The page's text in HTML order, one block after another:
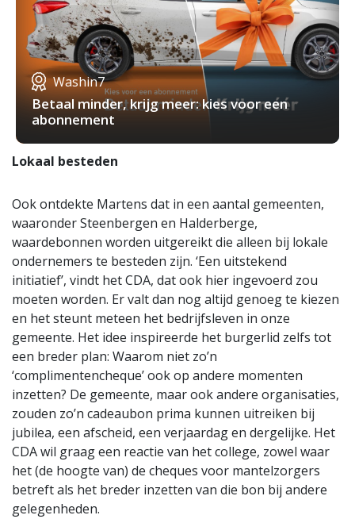
Washin7
Betaal minder, krijg meer: kies voor een
abonnement
Lokaal besteden
Ook ontdekte Martens dat in een aantal gemeenten,
waaronder Steenbergen en Halderberge,
waardebonnen worden uitgereikt die alleen bij lokale
ondernemers te besteden zijn. ‘Een uitstekend
initiatief’, vindt het CDA, dat ook hier ingevoerd zou
moeten worden. Er valt dan nog altijd genoeg te kiezen
en het steunt meteen het bedrijfsleven in onze
gemeente. Het idee inspireerde het burgerlid zelfs tot
een breder plan: Waarom niet zo’n
‘complimentencheque’ ook op andere momenten
inzetten? De gemeente, maar ook andere organisaties,
zouden zo’n cadeaubon prima kunnen uitreiken bij
jubilea, een afscheid, een verjaardag en dergelijke. Het
CDA wil graag een reactie van het college, zowel waar
het (de hoogte van) de cheques voor mantelzorgers
betreft als het breder inzetten van die bon bij andere
gelegenheden.